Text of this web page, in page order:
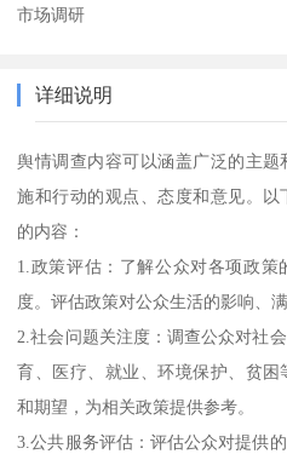
市场调研
详细说明
舆情调查内容可以涵盖广泛的主
施和行动的观点、态度和意见。
的内容：
1.政策评估：了解公众对各项政
度。评估政策对公众生活的影响、
2.社会问题关注度：调查公众对社
育、医疗、就业、环境保护、贫
和期望，为相关政策提供参考。
3.公共服务评估：评估公众对提供